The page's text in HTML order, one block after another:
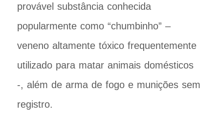
provável substância conhecida
popularmente como “chumbinho” –
veneno altamente tóxico frequentemente
utilizado para matar animais domésticos
-, além de arma de fogo e munições sem
registro.